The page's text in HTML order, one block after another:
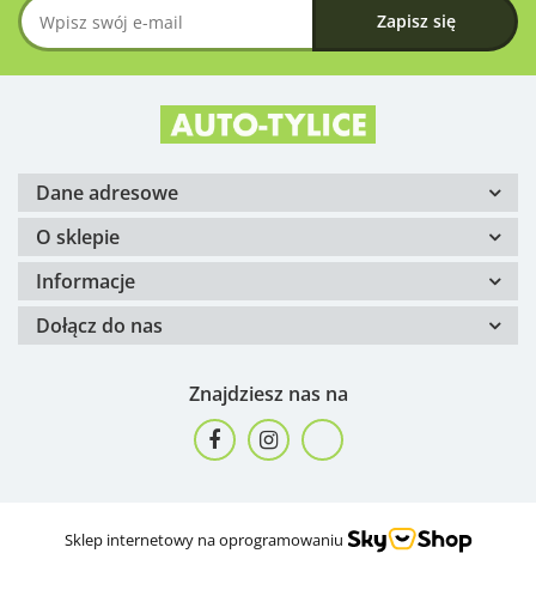
Dane adresowe
O sklepie
Informacje
Dołącz do nas
Znajdziesz nas na
Sklep internetowy na oprogramowaniu